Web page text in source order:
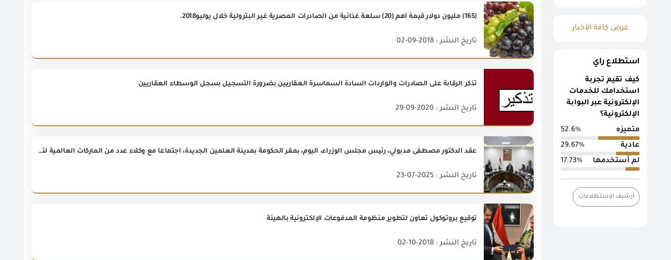
عرض كافة الأخبار
استطلاع راي
كيف تقيم تجربة
استخدامك للخدمات
الإلكترونية عبر البوابة
الإلكترونية؟
متميزه
52.6%
عادية
29.67%
لم أستخدمها
17.73%
أرشيف الإستطلاعات
(165) مليون دولار قيمة أهم (20) سلعة غذائية من الصادرات المصرية غير البترولية خلال يوليو2018.
تاريخ النشر : 2018-09-02
تُذكر الرقابة على الصادرات والواردات السادة السماسرة العقاريين بضرورة التسجيل بسجل الوسطاء العقاريين
تاريخ النشر : 2020-09-29
عقد الدكتور مصطفى مدبولي، رئيس مجلس الوزراء، اليوم، بمقر الحكومة بمدينة العلمين الجديدة، اجتماعا مع وكلاء عدد من الماركات العالمية لتشجيعهم على الاستثمار في مصر،
تاريخ النشر : 2025-07-23
توقيع بروتوكول تعاون لتطوير منظومة المدفوعات الإلكترونية بالهيئة
تاريخ النشر : 2018-10-02